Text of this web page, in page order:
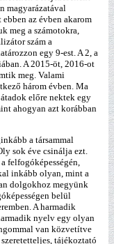
magyarázatával
az évben akarom
meg a számotokra,
szám a
egy 9-est. A 2, a
A 2015-öt, 2016-ot
meg. Valami
három évben. Ma
előre nektek egy
ahogyan azt korábban
a társammal
sok éve csinálja ezt.
felfogóképességén,
inkább olyan, mint a
dolgokhoz megyünk
belül
A harmadik
nyelv egy olyan
van közvetítve
tájékoztató